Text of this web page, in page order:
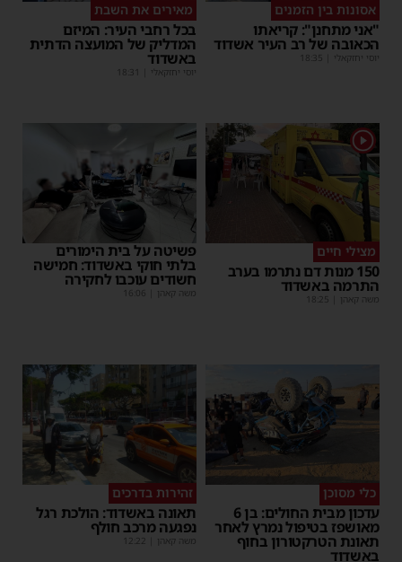
אסונות בין הזמנים
"אני מתחנן": קריאתו
הכאובה של רב העיר אשדוד
יוסי יחזקאלי 18:35
מאירים את השבת
בכל רחבי העיר: המיזם
המדליק של המועצה הדתית
באשדוד
יוסי יחזקאלי 18:31
1
מצילי חיים
150 מנות דם נתרמו בערב
התרמה באשדוד
משה קאהן 18:25
פשיטה על בית הימורים
בלתי חוקי באשדוד: חמישה
חשודים עוכבו לחקירה
משה קאהן 16:06
כלי מסוכן
עדכון מבית החולים: בן 6
מאושפז בטיפול נמרץ לאחר
תאונת הטרקטורון בחוף
באשדוד
זהירות בדרכים
תאונה באשדוד: הולכת רגל
נפגעה מרכב חולף
משה קאהן 12:22